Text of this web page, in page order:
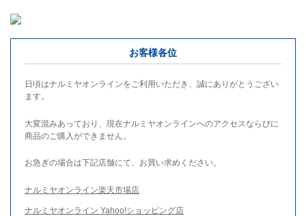
お客様各位
日頃はナルミヤオンラインをご利用いただき、誠にありがとうござい
ます。
大変混みあっており、現在ナルミヤオンラインへのアクセスならびに
商品のご購入ができません。
お急ぎの場合は下記店舗にて、お買い求めください。
ナルミヤオンライン楽天市場店
ナルミヤオンライン Yahoo!ショッピング店